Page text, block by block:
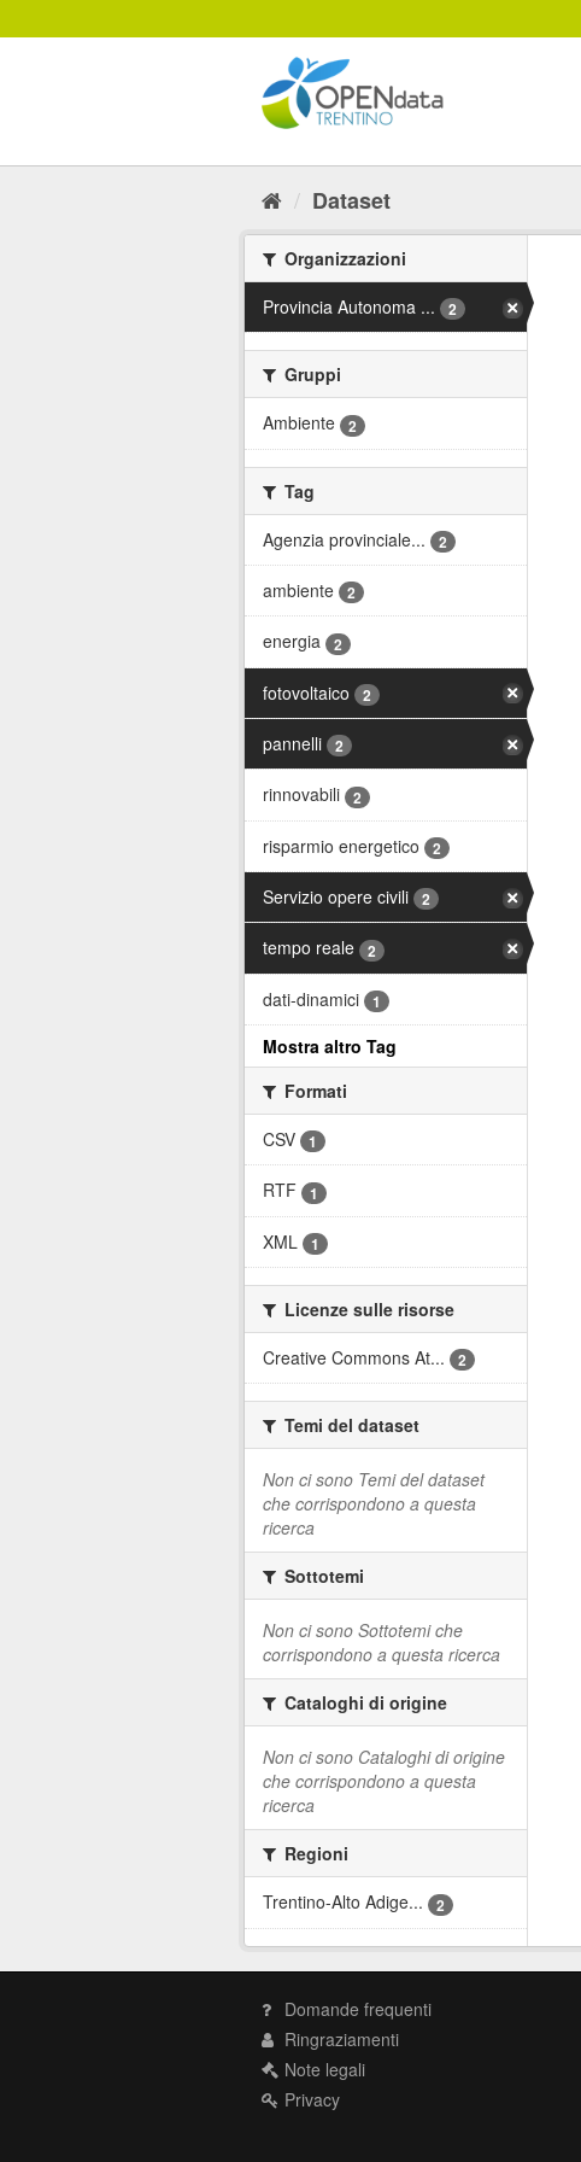
al
Dataset
Organizzazioni
Provincia Autonoma ...
2
Gruppi
Ambiente
2
Tag
Agenzia provinciale...
2
ambiente 2
energia 2
fotovoltaico 2
pannelli 2
rinnovabili 2
risparmio energetico 2
Servizio opere civili 2
tempo reale 2
dati-dinamici 1
Mostra altro Tag
Formati
CSV
1
RTF 1
XML 1
Licenze sulle risorse
Creative Commons At...
2
Temi del dataset
Non ci sono Temi del dataset
che corrispondono a questa
ricerca
Sottotemi
Non ci sono Sottotemi che
corrispondono a questa ricerca
Cataloghi di origine
Non ci sono Cataloghi di origine
che corrispondono a questa
ricerca
Regioni
Trentino-Alto Adige...
2
Domande frequenti
Ringraziamenti
Note legali
Privacy